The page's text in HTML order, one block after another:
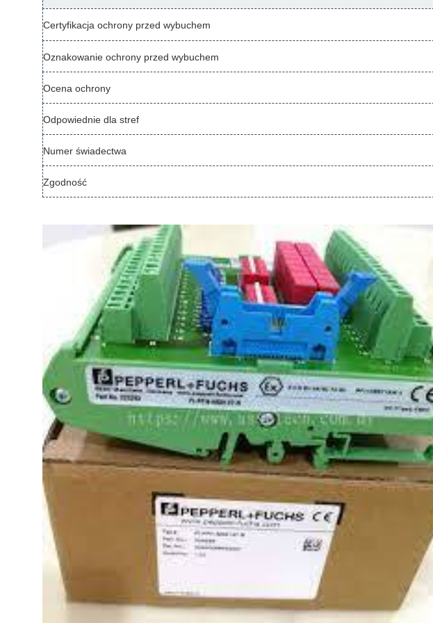
Certyfikacja ochrony przed wybuchem
Oznakowanie ochrony przed wybuchem
Ocena ochrony
Odpowiednie dla stref
Numer świadectwa
Zgodność